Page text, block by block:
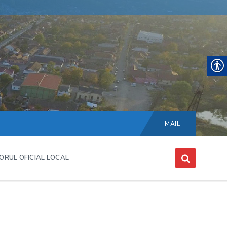
Choose
language:
MAIL
OFICIAL LOCAL